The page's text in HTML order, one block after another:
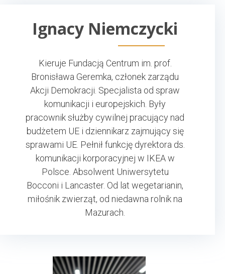
Ignacy Niemczycki
Kieruje Fundacją Centrum im. prof.
Bronisława Geremka, członek zarządu
Akcji Demokracji. Specjalista od spraw
komunikacji i europejskich. Były
pracownik służby cywilnej pracujący nad
budżetem UE i dziennikarz zajmujący się
sprawami UE. Pełnił funkcję dyrektora ds.
komunikacji korporacyjnej w IKEA w
Polsce. Absolwent Uniwersytetu
Bocconi i Lancaster. Od lat wegetarianin,
miłośnik zwierząt, od niedawna rolnik na
Mazurach.